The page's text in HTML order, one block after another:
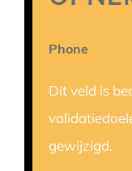
Phone
Dit veld is
gewijzigd.